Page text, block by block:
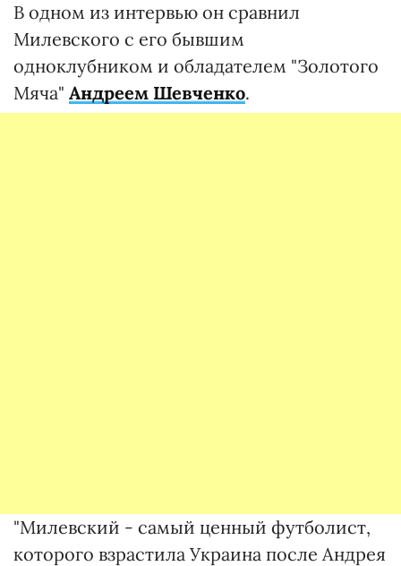
В одном из интервью он сравнил
Милевского с его бывшим
одноклубником и обладателем "Золотого
Мяча" Андреем Шевченко.
"Милевский - самый ценный футболист,
которого взрастила Украина после Андрея